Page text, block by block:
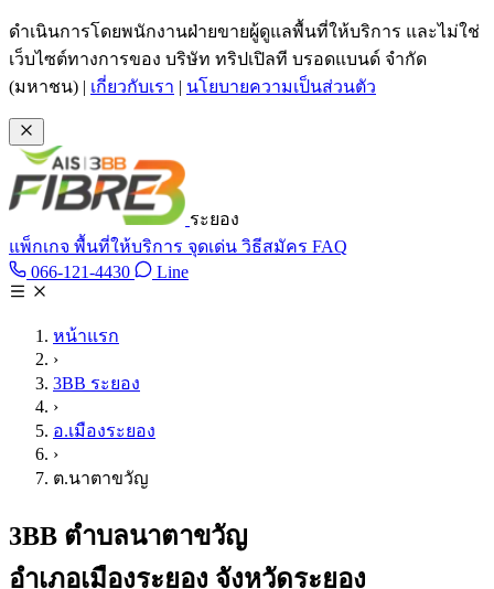
ข้ามไปเนื้อหาหลัก
ดำเนินการโดยพนักงานฝ่ายขายผู้ดูแลพื้นที่ให้บริการ และไม่ใช่
เว็บไซต์ทางการของ บริษัท ทริปเปิลที บรอดแบนด์ จำกัด
(มหาชน) | เกี่ยวกับเรา | นโยบายความเป็นส่วนตัว
ระยอง
แพ็กเกจ พื้นที่ให้บริการ จุดเด่น วิธีสมัคร FAQ
066-121-4430 โทร 066-121-4430
LineLine @tan3bb
หน้าแรก
›
3BB ระยอง
›
อ.เมืองระยอง
›
ต.นาตาขวัญ
3BB ตำบลนาตาขวัญ
อำเภอเมืองระยอง จังหวัดระยอง